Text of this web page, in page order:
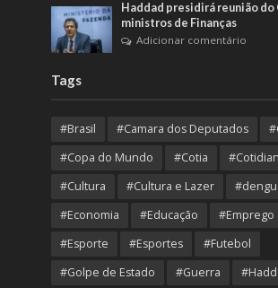
Haddad presidirá reunião do
ministros de Finanças
Adicionar comentário
Tags
#Brasil #Camara dos Deputados
#Copa do Mundo
#Cotia
#Cultura
#Cultura e Lazer
#Economia
#Educação
#Emprego
#Esporte
#Esportes
#Futebol
#Golpe de Estado
#Guerra